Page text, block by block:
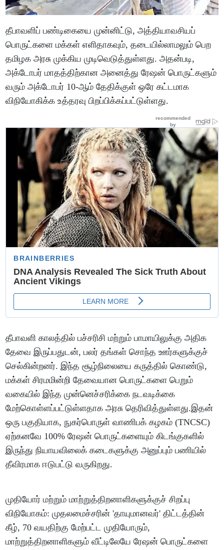
தீபாவளிப் பண்டிகையை முன்னிட்டு, அத்தியாவசியப்
பொருட்களை மக்கள் எளிதாகவும், தடையில்லாமலும் பெற
தமிழக அரசு முக்கிய முடிவெடுத்துள்ளது. அதன்படி,
அக்டோபர் மாதத்திற்கான அனைத்து ரேஷன் பொருட்களும்
வரும் அக்டோபர் 10-ஆம் தேதிக்குள் ஒரே கட்டமாக
விநியோகிக்க உத்தரவு பிறப்பிக்கப்பட்டுள்ளது.
தீபாவளி காலத்தில் பச்சரிசி மற்றும் பாமாயிலுக்கு அதிக
தேவை இருப்பதுடன், பலர் தங்கள் சொந்த ஊர்களுக்குச்
செல்கின்றனர். இந்த சூழ்நிலையை கருத்தில் கொண்டு,
மக்கள் சிரமமின்றி தேவையான பொருட்களை பெறும்
வகையில் இந்த முன்னெச்சரிக்கை நடவடிக்கை
மேற்கொள்ளப்பட்டுள்ளதாக அரசு தெரிவித்துள்ளது.இதன்
ஒரு பகுதியாக, நுகர்பொருள் வாணிபக் கழகம் (TNCSC)
ஏற்கனவே 100% ரேஷன் பொருட்களையும் கிடங்குகளில்
இருந்து நியாயவிலைக் கடைகளுக்கு அனுப்பும் பணியில்
தீவிரமாக ஈடுபட்டு வருகிறது.
முதியோர் மற்றும் மாற்றுத்திறனாளிகளுக்குச் சிறப்பு
விநியோகம்: முதலமைச்சரின் 'தாயுமானவர்' திட்டத்தின்
கீழ், 70 வயதிற்கு மேற்பட்ட முதியோரும்,
மாற்றுத்திறனாளிகளும் வீட்டிலேயே ரேஷன் பொருட்களை